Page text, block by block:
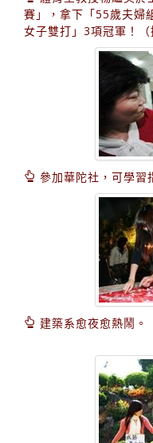
賽」，拿下「55歲夫婦
女子雙打」3項冠軍！
參加華陀社，可學習
建築系愈夜愈熱鬧。